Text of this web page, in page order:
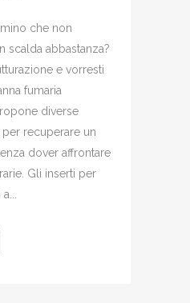
che non
scalda abbastanza?
e vorresti
fumaria
diverse
recuperare un
dover affrontare
Gli inserti per